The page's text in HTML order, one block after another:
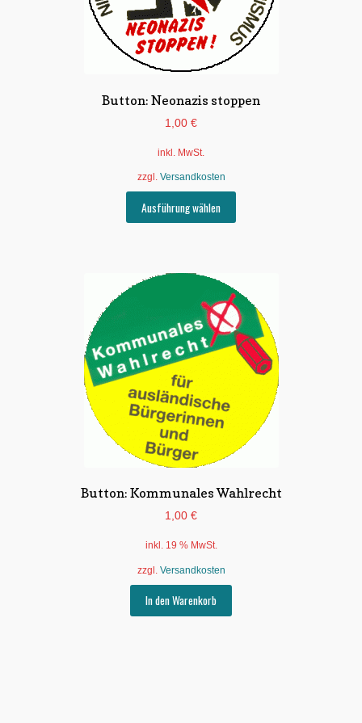
Button: Neonazis stoppen
1,00 €
inkl. MwSt.
zzgl. Versandkosten
Ausführung wählen
auf.
Die
Optionen
können
auf
Produktseite
gewählt
werden
Button: Kommunales Wahlrecht
1,00 €
inkl. 19 % MwSt.
zzgl. Versandkosten
In den Warenkorb